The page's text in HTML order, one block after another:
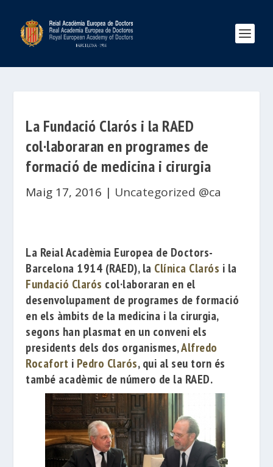
La Fundació Clarós i la RAED
col·laboraran en programes de
formació de medicina i cirurgia
Maig 17, 2016 | Uncategorized @ca
La Reial Acadèmia Europea de Doctors-
Barcelona 1914 (RAED),la Clínica Clarós i la
Fundació Clarós col·laboraran en el
desenvolupament de programes de formació
en els àmbits de la medicina i la cirurgia,
segons han plasmat en un conveni els
presidents dels dos organismes,Alfredo
Rocafort i Pedro Clarós, qui al seu torn és
també acadèmic de número de la RAED.